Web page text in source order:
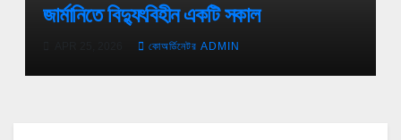
জার্মানিতে বিদ্যুৎবিহীন একটি সকাল
কোঅর্ডিনেটর ADMIN